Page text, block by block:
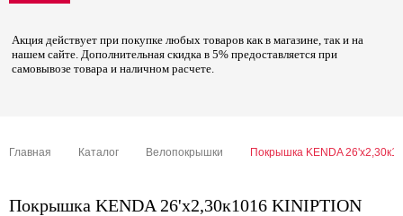
Акция действует при покупке любых товаров как в магазине, так и на
нашем сайте. Дополнительная скидка в 5% предоставляется при
самовывозе товара и наличном расчете.
Главная Каталог Велопокрышки Покрышка KENDA
Покрышка KENDA 26'х2,30к1016 KINIPTION